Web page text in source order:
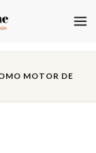
MOTOR DE